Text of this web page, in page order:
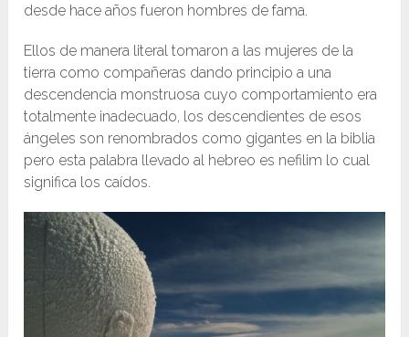
desde hace años fueron hombres de fama.
Ellos de manera literal tomaron a las mujeres de la
tierra como compañeras dando principio a una
descendencia monstruosa cuyo comportamiento era
totalmente inadecuado, los descendientes de esos
ángeles son renombrados como gigantes en la biblia
pero esta palabra llevado al hebreo es nefilim lo cual
significa los caídos.